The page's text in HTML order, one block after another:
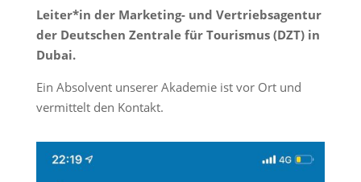
Leiter*in der Marketing- und Vertriebsagentur
der Deutschen Zentrale für Tourismus (DZT) in
Dubai.
Ein Absolvent unserer Akademie ist vor Ort und
vermittelt den Kontakt.